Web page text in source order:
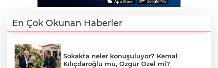
En Çok Okunan Haberler
Sokakta neler konuşuluyor? Kemal
Kılıçdaroğlu mu, Özgür Özel mi?